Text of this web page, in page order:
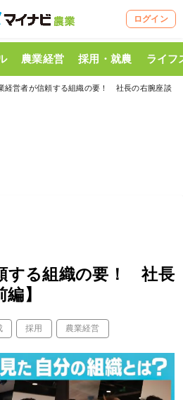
ログイン
農業経営 採用・就農 ライフ
経営者が信頼する組織の要！ 社長の右腕座談
する組織の要！ 社長
】
採用 農業経営